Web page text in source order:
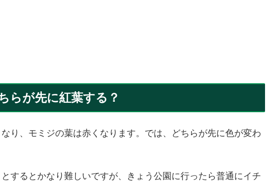
らが先に紅葉する？
り、モミジの葉は赤くなります。では、どちらが先に色が変わ
するとかなり難しいですが、きょう公園に行ったら普通にイチ